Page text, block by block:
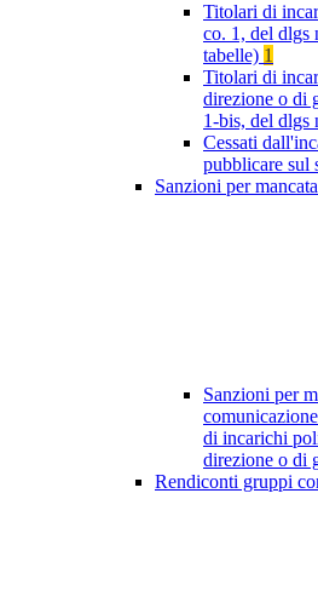
Titolari di
co. 1, del dlgs
tabelle) 1
Titolari di
direzione o di
1-bis, del dlgs
Cessati
pubblicare sul
Sanzioni per
Sanzioni per
di incarichi
direzione o di
Rendiconti gruppi